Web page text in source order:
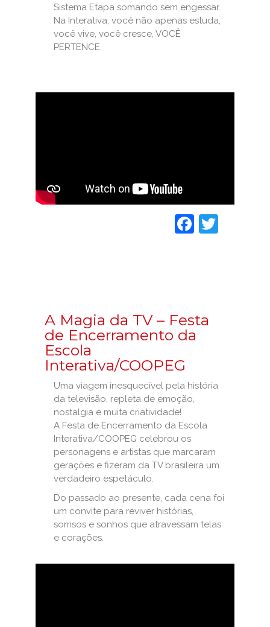
Sistema Etapa somando sem engessar.
Na Interativa, você não apenas estuda,
você vive, você cresce, VOCÊ
PERTENCE.
A Magia da TV – Festa
de Encerramento da
Escola
Interativa/COOPEG
Uma viagem inesquecível pela história
da televisão, repleta de emoção,
nostalgia e muita criatividade!
A Festa de Encerramento da Escola
Interativa/COOPEG celebrou os
personagens e artistas que marcaram
gerações e fizeram da TV brasileira um
verdadeiro espetáculo.
Do passado ao presente, cada cena foi
um convite para reviver histórias,
sorrisos e sonhos que atravessam telas
e corações.